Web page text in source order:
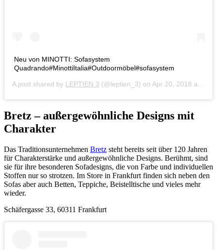
Neu von MINOTTI: Sofasystem
Quadrando#MinottiItalia#Outdoormöbel#sofasystem
A post shared by LEPTIEN 3 (@leptien_3) on Apr 20, 2018 at 3:26am PDT
Bretz – außergewöhnliche Designs mit
Charakter
Das Traditionsunternehmen Bretz steht bereits seit über 120 Jahren
für Charakterstärke und außergewöhnliche Designs. Berühmt, sind
sie für ihre besonderen Sofadesigns, die von Farbe und individuellen
Stoffen nur so strotzen. Im Store in Frankfurt finden sich neben den
Sofas aber auch Betten, Teppiche, Beistelltische und vieles mehr
wieder.
Schäfergasse 33, 60311 Frankfurt